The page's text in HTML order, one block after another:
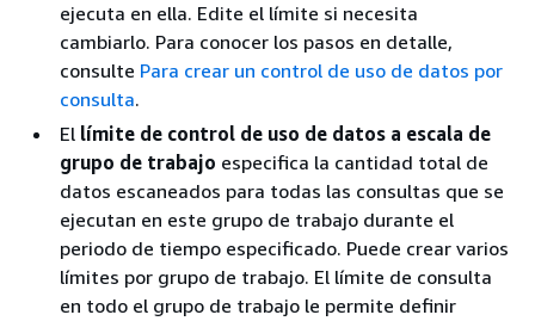
ejecuta en ella. Edite el límite si necesita
cambiarlo. Para conocer los pasos en detalle,
consulte Para crear un control de uso de datos por
consulta.
El límite de control de uso de datos a escala de
grupo de trabajo especifica la cantidad total de
datos escaneados para todas las consultas que se
ejecutan en este grupo de trabajo durante el
periodo de tiempo especificado. Puede crear varios
límites por grupo de trabajo. El límite de consulta
en todo el grupo de trabajo le permite definir